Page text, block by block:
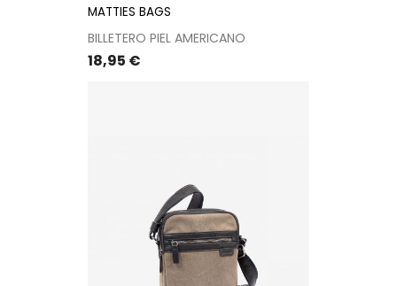
MATTIES BAGS
BILLETERO PIEL AMERICANO
Precio
18,95 €